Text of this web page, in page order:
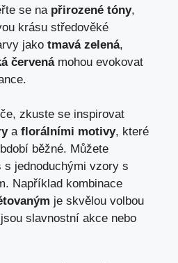
se na přirozené tóny,
krásu středověké
jako tmavá zelená,
červenámohou evokovat
zkuste se inspirovat
a florálními motivy, které
běžné. Můžete
s jednoduchými vzory s
Například kombinace
je skvělou volbou
slavnostní akce nebo